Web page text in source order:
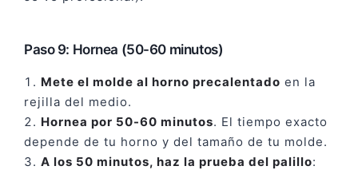
Paso 9: Hornea (50-60 minutos)
Mete el molde al horno precalentado en la
rejilla del medio.
Hornea por 50-60 minutos. El tiempo exacto
depende de tu horno y del tamaño de tu molde.
A los 50 minutos, haz la prueba del palillo: